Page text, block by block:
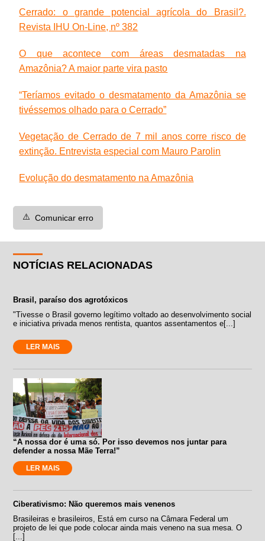
Cerrado: o grande potencial agrícola do Brasil?.
Revista IHU On-Line, nº 382
O que acontece com áreas desmatadas na
Amazônia? A maior parte vira pasto
“Teríamos evitado o desmatamento da Amazônia se
tivéssemos olhado para o Cerrado”
Vegetação de Cerrado de 7 mil anos corre risco de
extinção. Entrevista especial com Mauro Parolin
Evolução do desmatamento na Amazônia
⚠️ Comunicar erro
NOTÍCIAS RELACIONADAS
Brasil, paraíso dos agrotóxicos
"Tivesse o Brasil governo legítimo voltado ao desenvolvimento social
e iniciativa privada menos rentista, quantos assentamentos e[...]
LER MAIS
“A nossa dor é uma só. Por isso devemos nos juntar para
defender a nossa Mãe Terra!”
LER MAIS
Ciberativismo: Não queremos mais venenos
Brasileiras e brasileiros, Está em curso na Câmara Federal um
projeto de lei que pode colocar ainda mais veneno na sua mesa. O
[...]